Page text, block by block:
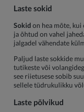
Laste sokid
Sokid on hea mõte, kui
ja õhtud on vahel
jalgadel vähendate
Paljud laste sokkide
tutikeste või
see riietusese sobib
sellele tüdrukulikku
Laste põlvikud